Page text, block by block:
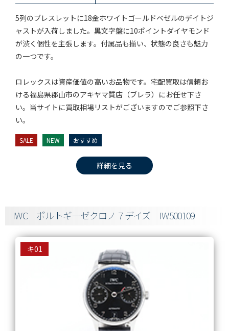
5列のブレスレットに18金ホワイトゴールドベゼルのデイトジ
ャストが入荷しました。黒文字盤に10ポイントダイヤモンド
が渋く個性を主張します。付属品も揃い、状態の良さも魅力
の一つです。
ロレックスは資産価値の高いお品物です。宅配買取は信頼お
ける福島県郡山市のアキヤマ質店（ブレラ）にお任せ下さ
い。当サイトに買取相場リストがございますのでご参照下さ
い。
SALE NEW おすすめ
詳細を見る
IWC ポルトギーゼクロノ７デイズ IW500109
キ01